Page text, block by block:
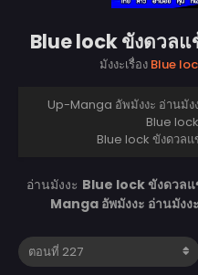
Blue lock ขังดวลแ
มังงะเรื่อง Blue
Up-Manga อัพมังงะ อ่านมั
Blue
Blue lock ขังดวล
อ่านมังงะ Blue lock ขังดวลแ
Manga อัพมังงะ อ่านมัง